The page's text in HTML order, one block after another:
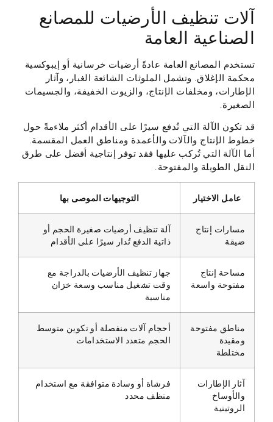
آلات تنظيف الأرضيات للمصانع
الصناعية العامة
تستخدم المصانع العامة عادةً أرضيات خرسانية أو إيبوكسية
محكمة الإغلاق. وتشمل الملوثات الشائعة الغبار، وآثار
الإطارات، ومخلفات الإنتاج، والزيوت الخفيفة، والجسيمات
الصغيرة.
قد تكون الآلة التي تُدفع سيرًا على الأقدام أكثر ملاءمةً حول
خطوط الإنتاج والآلات والأعمدة ومناطق العمل المقسمة.
أما الآلة التي تُركب عليها فقد توفر إنتاجية أفضل على طرق
النقل الطويلة والمفتوحة.
عامل الاختيار التوجيهات الموصى بها
مسارات إنتاج
ضيقة
آلة تنظيف أرضيات صغيرة الحجم أو
ذاتية الدفع تُدار سيرًا على الأقدام
مساحة إنتاج
مفتوحة واسعة
جهاز تنظيف الأرضيات بالدراجة مع
وقت تشغيل مناسب وسعة خزان
مناسبة
مناطق مفتوحة
ومقيدة
مختلطة
أحجام آلات منفصلة أو تكوين متوسط
الحجم متعدد الاستخدامات
آثار الإطارات
والأوساخ
الروتينية
فرشاة أو وسادة متوافقة مع استخدام
منظف محدد